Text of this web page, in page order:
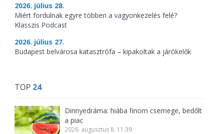
2026. július 28.
Miért fordulnak egyre többen a vagyonkezelés felé?
Klasszis Podcast
2026. július 27.
Budapest belvárosa katasztrófa – kipakoltak a járókelők
TOP 24
Dinnyedráma: hiába finom csemege, bedőlt
a piac
2026. augusztus 8. 11:39